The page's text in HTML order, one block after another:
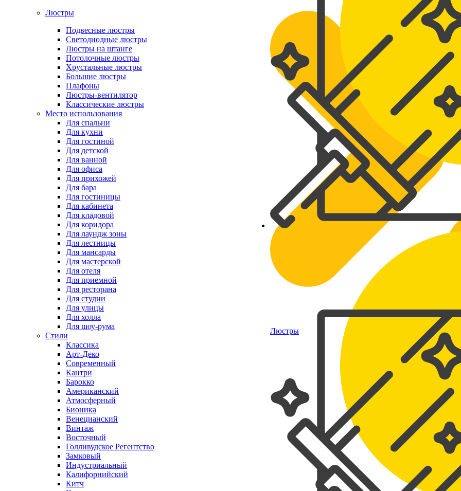
Люстры
Люстры
Подвесные люстры
Светодиодные люстры
Люстры на штанге
Потолочные люстры
Хрустальные люстры
Большие люстры
Плафоны
Люстры-вентилятор
Классические люстры
Место использования
Для спальни
Для кухни
Для гостиной
Для детской
Для ванной
Для офиса
Для прихожей
Для бара
Для гостиницы
Для кабинета
Для кладовой
Для коридора
Для лаундж зоны
Для лестницы
Для мансарды
Для мастерской
Для отеля
Для приемной
Для ресторана
Для студии
Для улицы
Для холла
Для шоу-рума
Стили
Классика
Арт-Деко
Современный
Кантри
Барокко
Американский
Атмосферный
Бионика
Венецианский
Винтаж
Восточный
Голливудское Регентство
Замковый
Индустриальный
Калифорнийский
Китч